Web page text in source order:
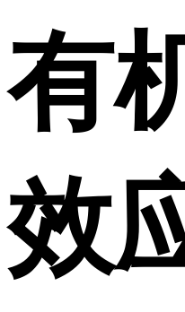
有
效